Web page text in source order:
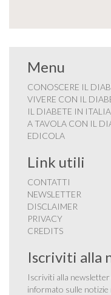
Menu
CONOSCERE IL
VIVERE CON IL
IL DIABETE IN ITALIA
A TAVOLA CON IL
EDICOLA
Link utili
CONTATTI
NEWSLETTER
DISCLAIMER
PRIVACY
CREDITS
Iscriviti alla
Iscriviti alla
informato sulle notizie